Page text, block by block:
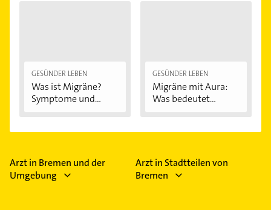
GESÜNDER LEBEN
Was ist Migräne?
Symptome und...
GESÜNDER LEBEN
Migräne mit Aura:
Was bedeutet...
Arzt in Bremen und der
Umgebung
Arzt in Stadtteilen von
Bremen